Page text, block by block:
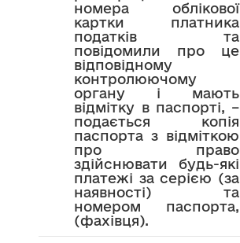
номера облікової
картки платника
податків та
повідомили про це
відповідному
контролюючому
органу і мають
відмітку в паспорті, –
подається копія
паспорта з відміткою
про право
здійснювати будь-які
платежі за серією (за
наявності) та
номером паспорта,
(фахівця).